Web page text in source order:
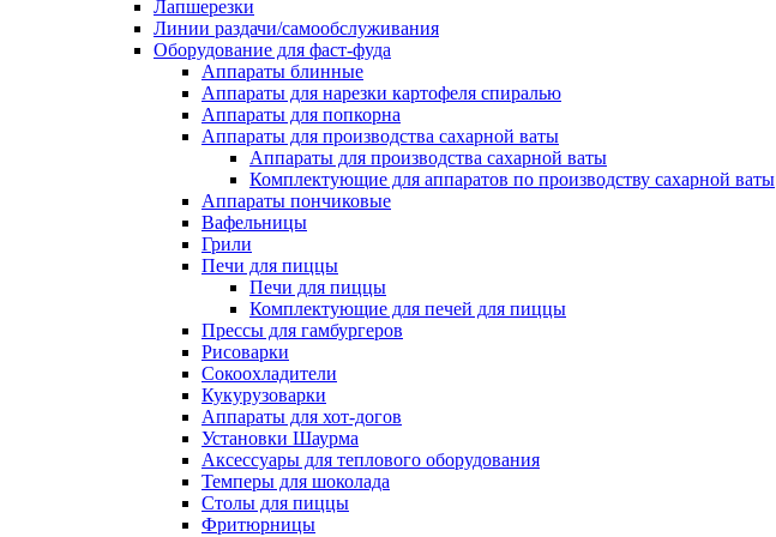
Лапшерезки
Линии раздачи/самообслуживания
Оборудование для фаст-фуда
Аппараты блинные
Аппараты для нарезки картофеля спиралью
Аппараты для попкорна
Аппараты для производства сахарной ваты
Аппараты для производства сахарной ваты
Комплектующие для аппаратов по производству сахарной ваты
Аппараты пончиковые
Вафельницы
Грили
Печи для пиццы
Печи для пиццы
Комплектующие для печей для пиццы
Прессы для гамбургеров
Рисоварки
Сокоохладители
Кукурузоварки
Аппараты для хот-догов
Установки Шаурма
Аксессуары для теплового оборудования
Темперы для шоколада
Столы для пиццы
Фритюрницы